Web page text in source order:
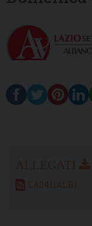
LA0411ALB1